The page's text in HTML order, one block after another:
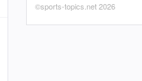
©sports-topics.net 2026